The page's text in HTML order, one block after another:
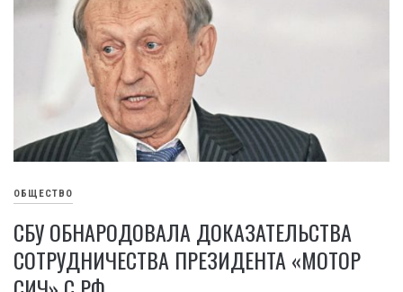
ОБЩЕСТВО
СБУ ОБНАРОДОВАЛА ДОКАЗАТЕЛЬСТВА
СОТРУДНИЧЕСТВА ПРЕЗИДЕНТА «МОТОР